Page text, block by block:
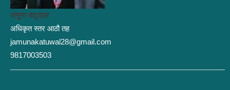
जमुना कटुवाल
अधिकृत स्तर आठौ तह
jamunakatuwal28@gmail.com
9817003503